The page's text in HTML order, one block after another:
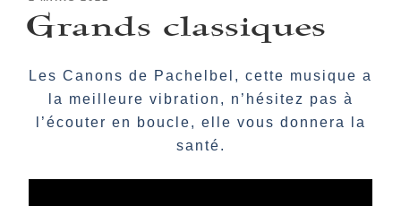
Grands classiques
Les Canons de Pachelbel, cette musique a
la meilleure vibration, n’hésitez pas à
l’écouter en boucle, elle vous donnera la
santé.